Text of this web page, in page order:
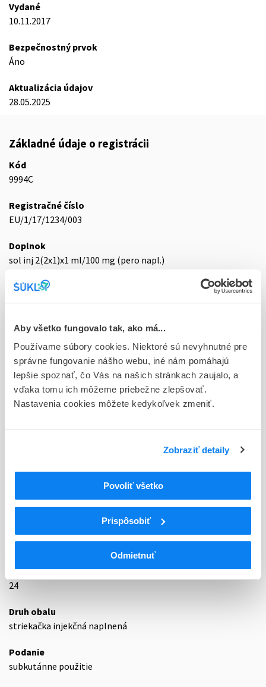
Aby všetko fungovalo tak, ako má...
Používame súbory cookies. Niektoré sú nevyhnutné pre
správne fungovanie nášho webu, iné nám pomáhajú
lepšie spoznať, čo Vás na našich stránkach zaujalo, a
vďaka tomu ich môžeme priebežne zlepšovať.
Nastavenia cookies môžete kedykoľvek zmeniť.
Zobraziť detaily
Povoliť všetko
Prispôsobiť
Odmietnuť
Vydané
10.11.2017
Bezpečnostný prvok
Áno
Aktualizácia údajov
28.05.2025
Základné údaje o registrácii
Kód
9994C
Registračné číslo
EU/1/17/1234/003
Doplnok
sol inj 2(2x1)x1 ml/100 mg (pero napl.)
Stav
E - EU registrácia
Typ registračnej procedúry
Európska
Držiteľ, krajina
Janssen-Cilag International NV, Belgicko
Indikačná skupina
L04
Imunosupresíva (zmena WHO)
Imunosupresíva (zmena WHO)
L04AC
Inhibítory interleukínu
Guselkumab
Exspirácia
24
Druh obalu
striekačka injekčná naplnená
Podanie
subkutánne použitie